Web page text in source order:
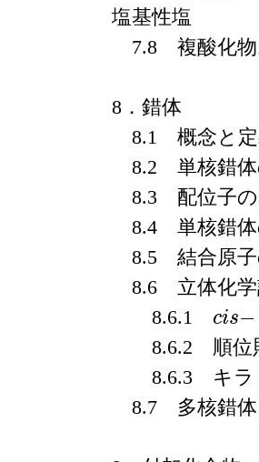
塩基性塩
7.8 複酸化物
8．錯体
8.1 概念と定
8.2 単核錯体
8.3 配位子の
8.4 単核錯体
8.5 結合原子
8.6 立体化学
8.6.1 cis−
cis−
8.6.2 順位
8.6.3 キラ
8.7 多核錯体